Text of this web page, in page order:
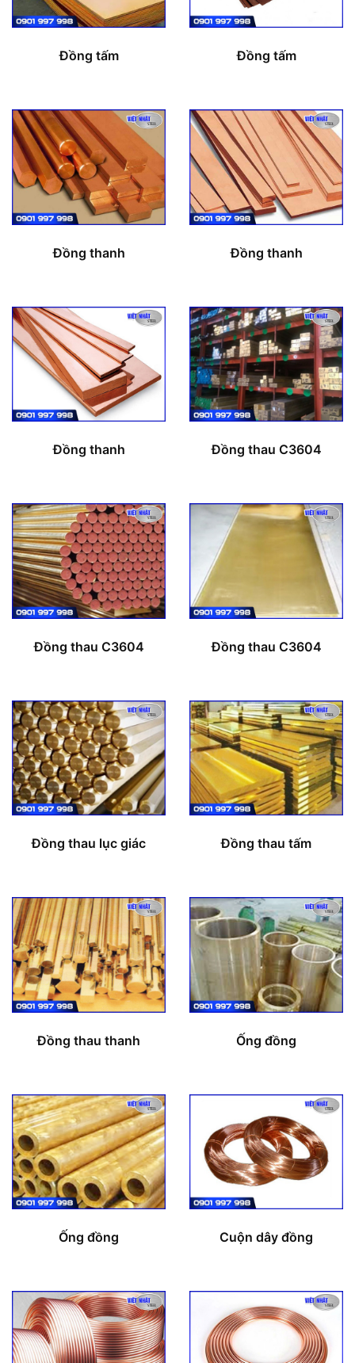
Đồng tấm Đồng tấm
Đồng thanh Đồng thanh
Đồng thanh Đồng thau C3604
Đồng thau C3604 Đồng thau C3604
Đồng thau lục giác Đồng thau tấm
Đồng thau thanh Ống đồng
Ống đồng Cuộn dây đồng